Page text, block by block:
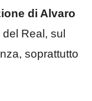
di Alvaro
del Real, sul
soprattutto